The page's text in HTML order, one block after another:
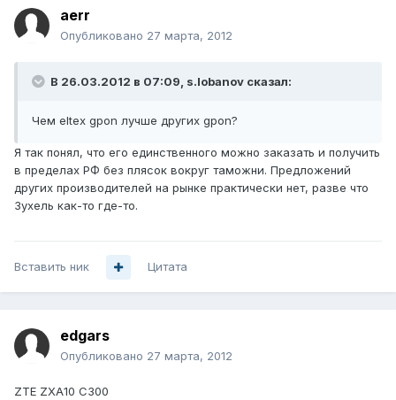
aerr
Опубликовано 27 марта, 2012
В 26.03.2012 в 07:09, s.lobanov сказал:
Чем eltex gpon лучше других gpon?
Я так понял, что его единственного можно заказать и получить
в пределах РФ без плясок вокруг таможни. Предложений
других производителей на рынке практически нет, разве что
Зухель как-то где-то.
Вставить ник Цитата
edgars
Опубликовано 27 марта, 2012
ZTE ZXA10 C300